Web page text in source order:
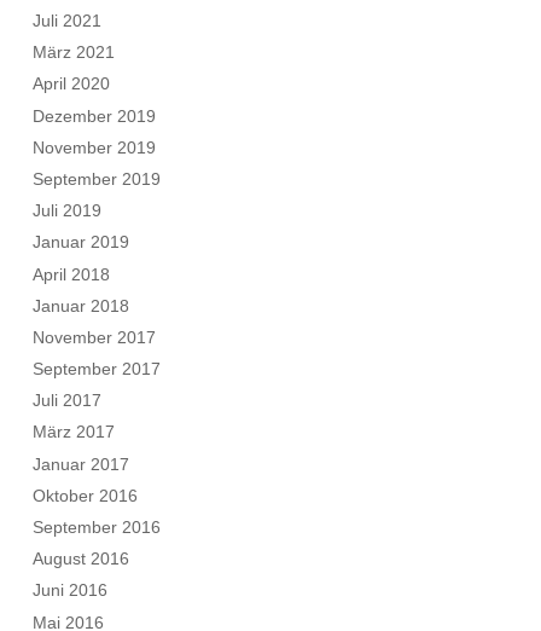
Juli 2021
März 2021
April 2020
Dezember 2019
November 2019
September 2019
Juli 2019
Januar 2019
April 2018
Januar 2018
November 2017
September 2017
Juli 2017
März 2017
Januar 2017
Oktober 2016
September 2016
August 2016
Juni 2016
Mai 2016